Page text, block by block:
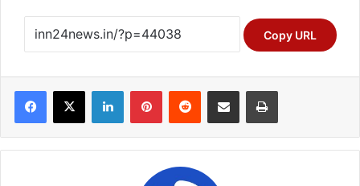
Copy URL
Facebook
X LinkedInPinterestReddit Share via Email Print